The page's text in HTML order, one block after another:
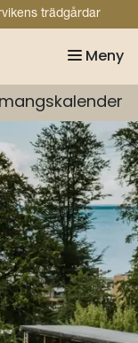
trädgårdar
Meny